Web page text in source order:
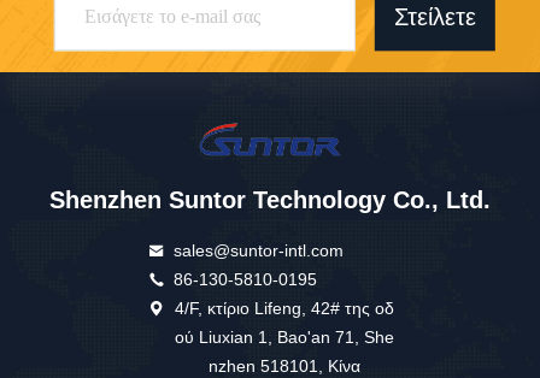
Στείλετε
Shenzhen Suntor Technology Co., Ltd.
sales@suntor-intl.com
86-130-5810-0195
4/F, κτίριο Lifeng, 42# της οδ
ού Liuxian 1, Bao'an 71, She
nzhen 518101, Κίνα